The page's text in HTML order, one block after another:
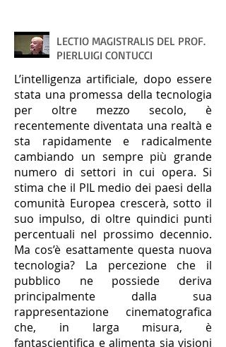
LECTIO MAGISTRALIS DEL PROF.
PIERLUIGI CONTUCCI
L’intelligenza artificiale, dopo essere
stata una promessa della tecnologia
per oltre mezzo secolo, è
recentemente diventata una realtà e
sta rapidamente e radicalmente
cambiando un sempre più grande
numero di settori in cui opera. Si
stima che il PIL medio dei paesi della
comunità Europea crescerà, sotto il
suo impulso, di oltre quindici punti
percentuali nel prossimo decennio.
Ma cos’è esattamente questa nuova
tecnologia? La percezione che il
pubblico ne possiede deriva
principalmente dalla sua
rappresentazione cinematografica
che, in larga misura, è
fantascientifica e alimenta sia visioni